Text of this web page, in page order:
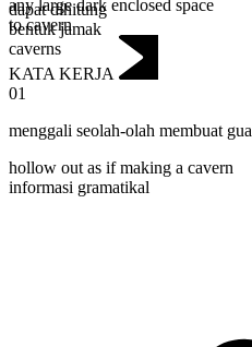
dapat dihitung
bentuk jamak
caverns
any large dark enclosed space
to cavern
KATA KERJA
01
menggali seolah-olah membuat gua
hollow out as if making a cavern
informasi gramatikal